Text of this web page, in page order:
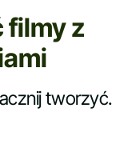
filmy z
tworzyć.